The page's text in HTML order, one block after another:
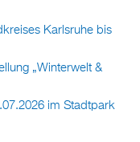
Karlsruhe bis
„Winterwelt &
im Stadtpark